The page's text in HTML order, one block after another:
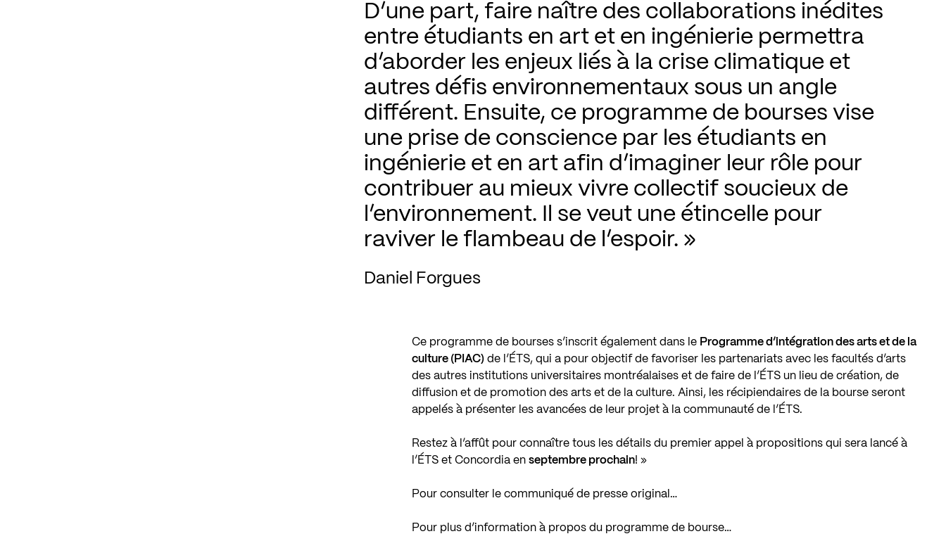
D’une part, faire naître des collaborations inédites
entre étudiants en art et en ingénierie permettra
d’aborder les enjeux liés à la crise climatique et
autres défis environnementaux sous un angle
différent. Ensuite, ce programme de bourses vise
une prise de conscience par les étudiants en
ingénierie et en art afin d’imaginer leur rôle pour
contribuer au mieux vivre collectif soucieux de
l’environnement. Il se veut une étincelle pour
raviver le flambeau de l’espoir.
Daniel Forgues
Ce programme de bourses s’inscrit également dans le Programme d’intégration des arts et de la
culture (PIAC) de l’ÉTS, qui a pour objectif de favoriser les partenariats avec les facultés d’arts
des autres institutions universitaires montréalaises et de faire de l’ÉTS un lieu de création, de
diffusion et de promotion des arts et de la culture. Ainsi, les récipiendaires de la bourse seront
appelés à présenter les avancées de leur projet à la communauté de l’ÉTS.
Restez à l’affût pour connaître tous les détails du premier appel à propositions qui sera lancé à
l’ÉTS et Concordia enseptembre prochain! »
Pour consulter le communiqué de presse original…
Pour plus d’information à propos du programme de bourse…